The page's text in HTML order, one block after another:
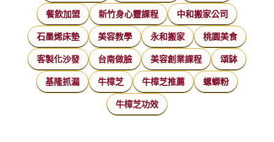
餐飲加盟 新竹身心靈課程 中和搬家公司
石墨烯床墊 美容教學 永和搬家 桃園美食
客製化沙發 台南做臉 美容創業課程 頌缽
基隆抓漏 牛樟芝 牛樟芝推薦 螺螄粉
牛樟芝功效